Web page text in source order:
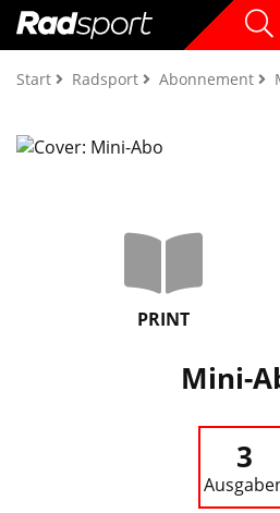
Start Radsport Abonnement
PRINT
Mini-
3